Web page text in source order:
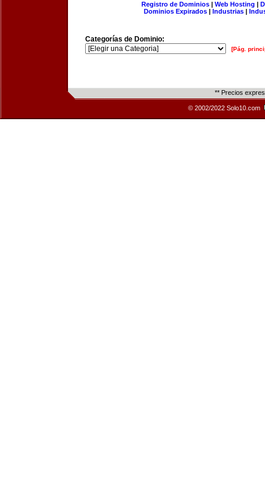
Registro de Dominios| Web Hosting |
Dominios Expirados | Industrias |
Categorías de Dominio:
[Pág.
** Precios
© 2002/2022 Solo10.com